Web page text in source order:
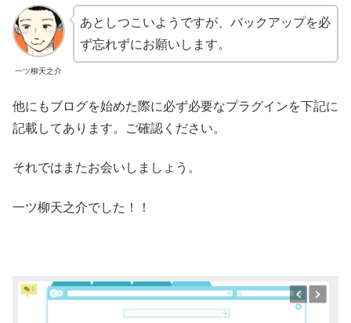
一ツ柳天之介
あとしつこいようですが、バックアップを必
ず忘れずにお願いします。
他にもブログを始めた際に必ず必要なプラグインを下記に
記載してあります。ご確認ください。
それではまたお会いしましょう。
一ツ柳天之介でした！！